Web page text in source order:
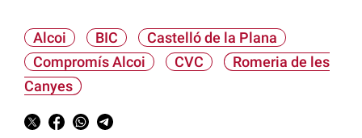
Alcoi BIC
Castelló de la Plana
Compromís Alcoi
CVC
Romeria de les
Canyes